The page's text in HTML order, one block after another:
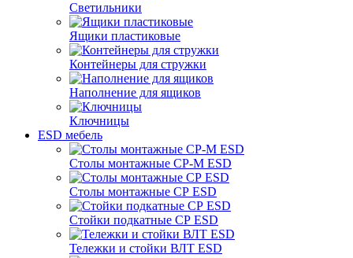
Светильники
Ящики пластиковые
Контейнеры для стружки
Наполнение для ящиков
Ключницы
ESD мебель
Столы монтажные СР-М ESD
Столы монтажные СР ESD
Стойки подкатные СР ESD
Тележки и стойки ВЛТ ESD